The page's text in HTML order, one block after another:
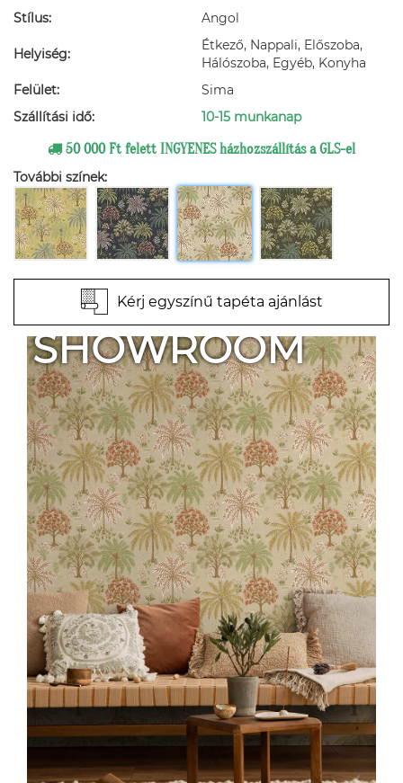
Stílus:
Angol
Helyiség:
Étkező, Nappali, Előszoba,
Hálószoba, Egyéb, Konyha
Felület:
Sima
Szállítási idő:
10-15 munkanap
50 000 Ft felett INGYENES házhozszállítás a GLS-el
További színek:
Kérj egyszínű tapéta ajánlást
SHOWROOM